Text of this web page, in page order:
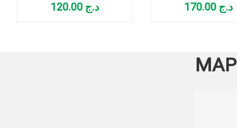
د.ج 120.00 د.ج 170.00
MAP